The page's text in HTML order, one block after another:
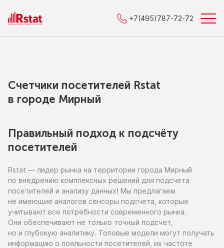
+7(495)787-72-72
Счетчики посетителей Rstat
в городe Мирный
Правильный подход к подсчёту
посетителей
Rstat — лидер рынка на территории города Мирный
по внедрению комплексных решений для подсчета
посетителей и анализу данных! Мы предлагаем
не имеющие аналогов сенсоры подсчета, которые
учитывают все потребности современного рынка.
Они обеспечивают не только точный подсчет,
но и глубокую аналитику. Топовые модели могут получать
информацию о лояльности посетителей, их частоте